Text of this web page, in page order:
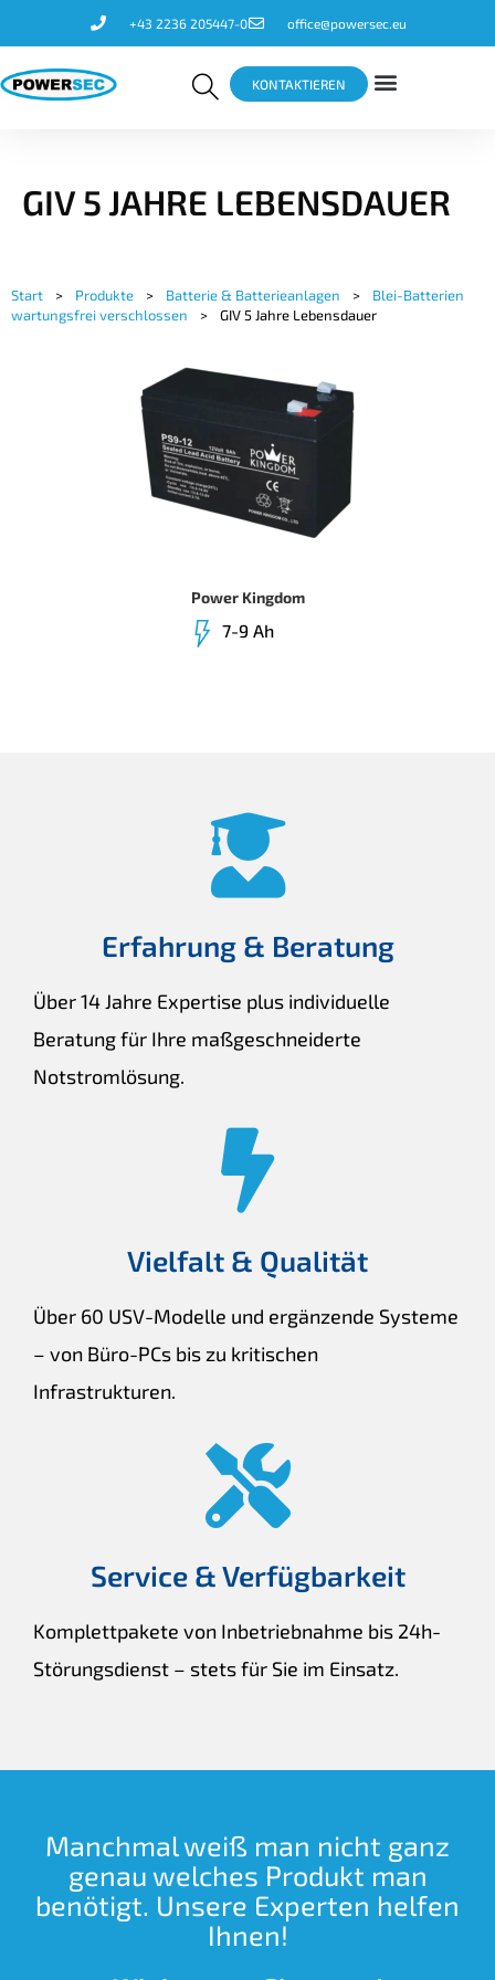
+43 2236 205447-0 office@powersec.eu
KONTAKTIEREN
GIV 5 JAHRE LEBENSDAUER
Start > Produkte > Batterie & Batterieanlagen >
Blei-Batterien
wartungsfrei verschlossen
> GIV 5 Jahre Lebensdauer
7-9 Ah
Power Kingdom
Erfahrung & Beratung
Über 14 Jahre Expertise plus individuelle
Beratung für Ihre maßgeschneiderte
Notstromlösung.
Vielfalt & Qualität
Über 60 USV-Modelle und ergänzende Systeme
– von Büro-PCs bis zu kritischen
Infrastrukturen.
Service & Verfügbarkeit
Komplettpakete von Inbetriebnahme bis 24h-
Störungsdienst – stets für Sie im Einsatz.
Manchmal weiß man nicht ganz
genau welches Produkt man
benötigt. Unsere Experten helfen
Ihnen!